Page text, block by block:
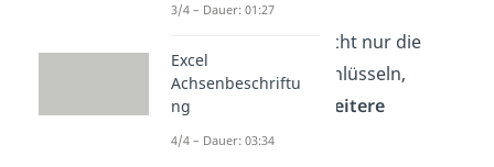
Du kannst allerdings nicht nur die
ganze Excel Datei verschlüsseln,
sondern es gibt noch
weitere
Möglichkeitenfür den
3/4 – Dauer: 01:27
Excel
Achsenbeschriftu
ng
4/4 – Dauer: 03:34